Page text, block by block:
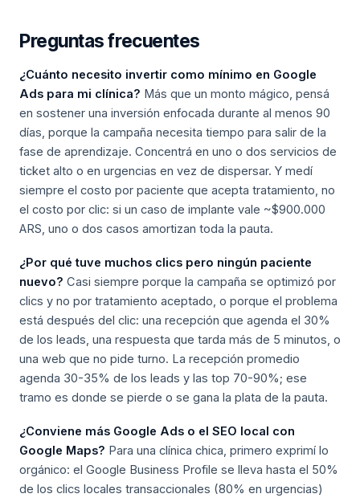
Preguntas frecuentes
¿Cuánto necesito invertir como mínimo en Google
Ads para mi clínica? Más que un monto mágico, pensá
en sostener una inversión enfocada durante al menos 90
días, porque la campaña necesita tiempo para salir de la
fase de aprendizaje. Concentrá en uno o dos servicios de
ticket alto o en urgencias en vez de dispersar. Y medí
siempre el costo por paciente que acepta tratamiento, no
el costo por clic: si un caso de implante vale ~$900.000
ARS, uno o dos casos amortizan toda la pauta.
¿Por qué tuve muchos clics pero ningún paciente
nuevo? Casi siempre porque la campaña se optimizó por
clics y no por tratamiento aceptado, o porque el problema
está después del clic: una recepción que agenda el 30%
de los leads, una respuesta que tarda más de 5 minutos, o
una web que no pide turno. La recepción promedio
agenda 30-35% de los leads y las top 70-90%; ese
tramo es donde se pierde o se gana la plata de la pauta.
¿Conviene más Google Ads o el SEO local con
Google Maps? Para una clínica chica, primero exprimí lo
orgánico: el Google Business Profile se lleva hasta el 50%
de los clics locales transaccionales (80% en urgencias)